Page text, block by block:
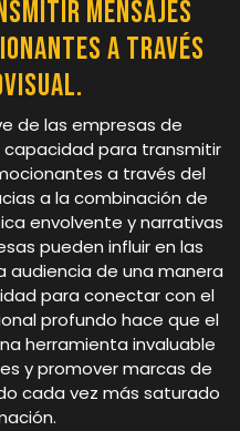
mensajes
a través
de las empresas de
capacidad para transmitir
a través del
a la combinación de
envolvente y narrativas
pueden influir en las
audiencia de una manera
para conectar con el
profundo hace que el
herramienta invaluable
y promover marcas de
cada vez más saturado